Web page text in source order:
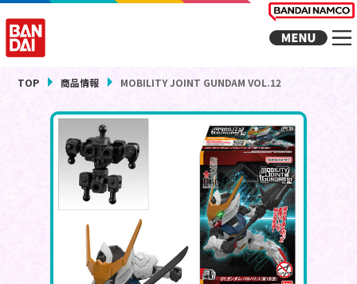
TOP 商品情報 MOBILITY JOINT GUNDAM VOL.12